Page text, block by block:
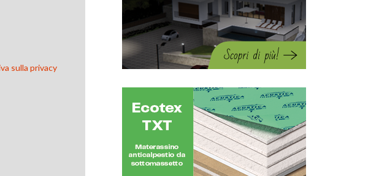
sulla privacy